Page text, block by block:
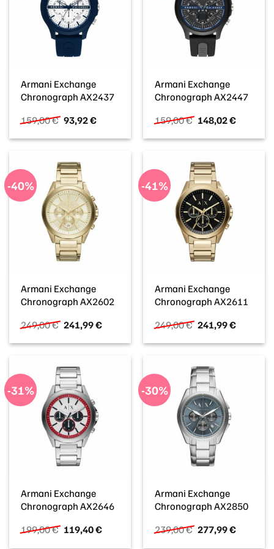
Armani Exchange
Chronograph AX2437
159,00€ Ursprünglicher
Preis
war:
93,92€Aktueller
ist:
Armani Exchange
Chronograph AX2447
159,00€ Ursprünglicher
Preis
war:
148,02€Aktueller
ist:
-40%
Armani Exchange
Chronograph AX2602
249,00€ Ursprünglicher
Preis
war:
241,99€Aktueller
ist:
-41%
Armani Exchange
Chronograph AX2611
249,00€ Ursprünglicher
Preis
war:
241,99€Aktueller
ist:
-31%
Armani Exchange
Chronograph AX2646
199,00€ Ursprünglicher
Preis
119,40€Aktueller
-30%
Armani Exchange
Chronograph AX2850
239,00€ Ursprünglicher
Preis
277,99€Aktueller